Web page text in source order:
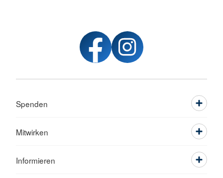
Spenden
Mitwirken
Informieren